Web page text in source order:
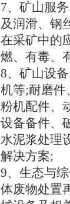
7、矿山服
及润滑、钢
在采矿中的
燃、有毒、
8、矿山设
机等;耐磨件
粉机配件、
设备备件、
水泥浆处理
解决方案;
9、生态与
体废物处置